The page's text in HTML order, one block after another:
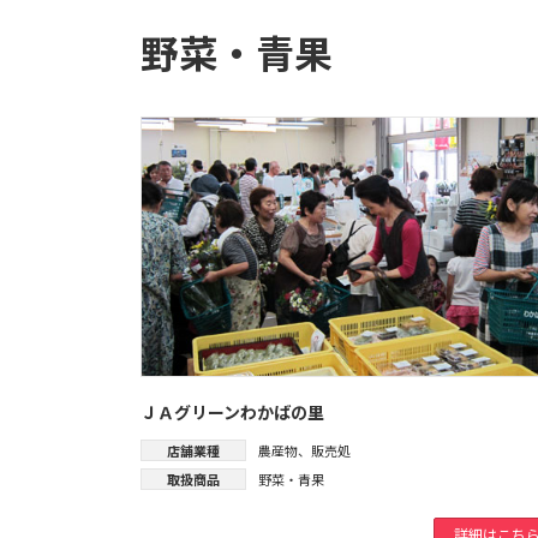
野菜・青果
ＪＡグリーンわかばの里
店舗業種 農産物、 販売処
取扱商品
野菜・青果